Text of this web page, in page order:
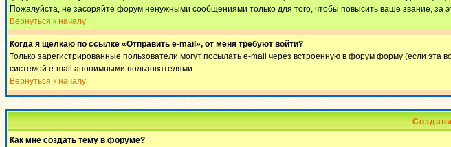
Пожалуйста, не засоряйте форум ненужными сообщениями только для того, чтобы повысить ваше звание,
Вернуться к началу
Когда я щёлкаю по ссылке «Отправить e-mail», от меня требуют войти?
Только зарегистрированные пользователи могут посылать e-mail через встроенную в форум форму (если
системой e-mail анонимными пользователями.
Вернуться к началу
Как мне создать тему в форуме?